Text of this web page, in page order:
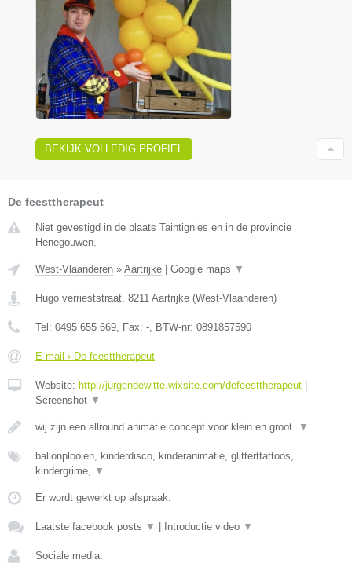
BEKIJK VOLLEDIG PROFIEL
De feesttherapeut
Niet gevestigd in de plaats Taintignies en in de provincie
Henegouwen.
West-Vlaanderen » Aartrijke | Google maps ▼
Hugo verrieststraat 8211 Aartrijke (West-Vlaanderen)
Tel: 0495 655 669 , Fax: - , BTW-nr: 0891857590
E-mail › De feesttherapeut
Website: http://jurgendewitte.wixsite.com/defeesttherapeut |
Screenshot ▼
wij zijn een allround animatie concept voor klein en groot. ▼
ballonplooien, kinderdisco, kinderanimatie, glitterttattoos,
kindergrime,
▼
Er wordt gewerkt op afspraak.
Laatste facebook posts ▼ | Introductie video ▼
Sociale media: